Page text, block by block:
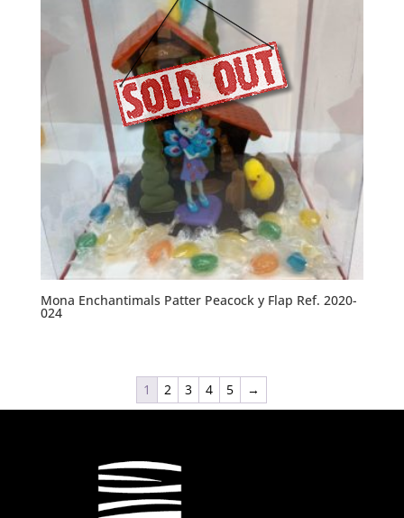
Mona Enchantimals Patter Peacock y Flap Ref. 2020-
024
1 2 3 4 5 →